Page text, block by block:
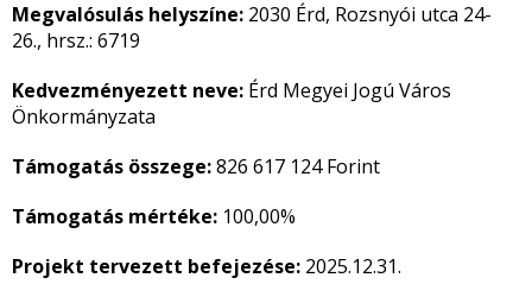
Megvalósulás helyszíne: 2030 Érd, Rozsnyói utca 24-
26., hrsz.: 6719
Kedvezményezett neve: Érd Megyei Jogú Város
Önkormányzata
Támogatás összege:826 617 124 Forint
Támogatás mértéke: 100,00%
Projekt tervezett befejezése: 2025.12.31.